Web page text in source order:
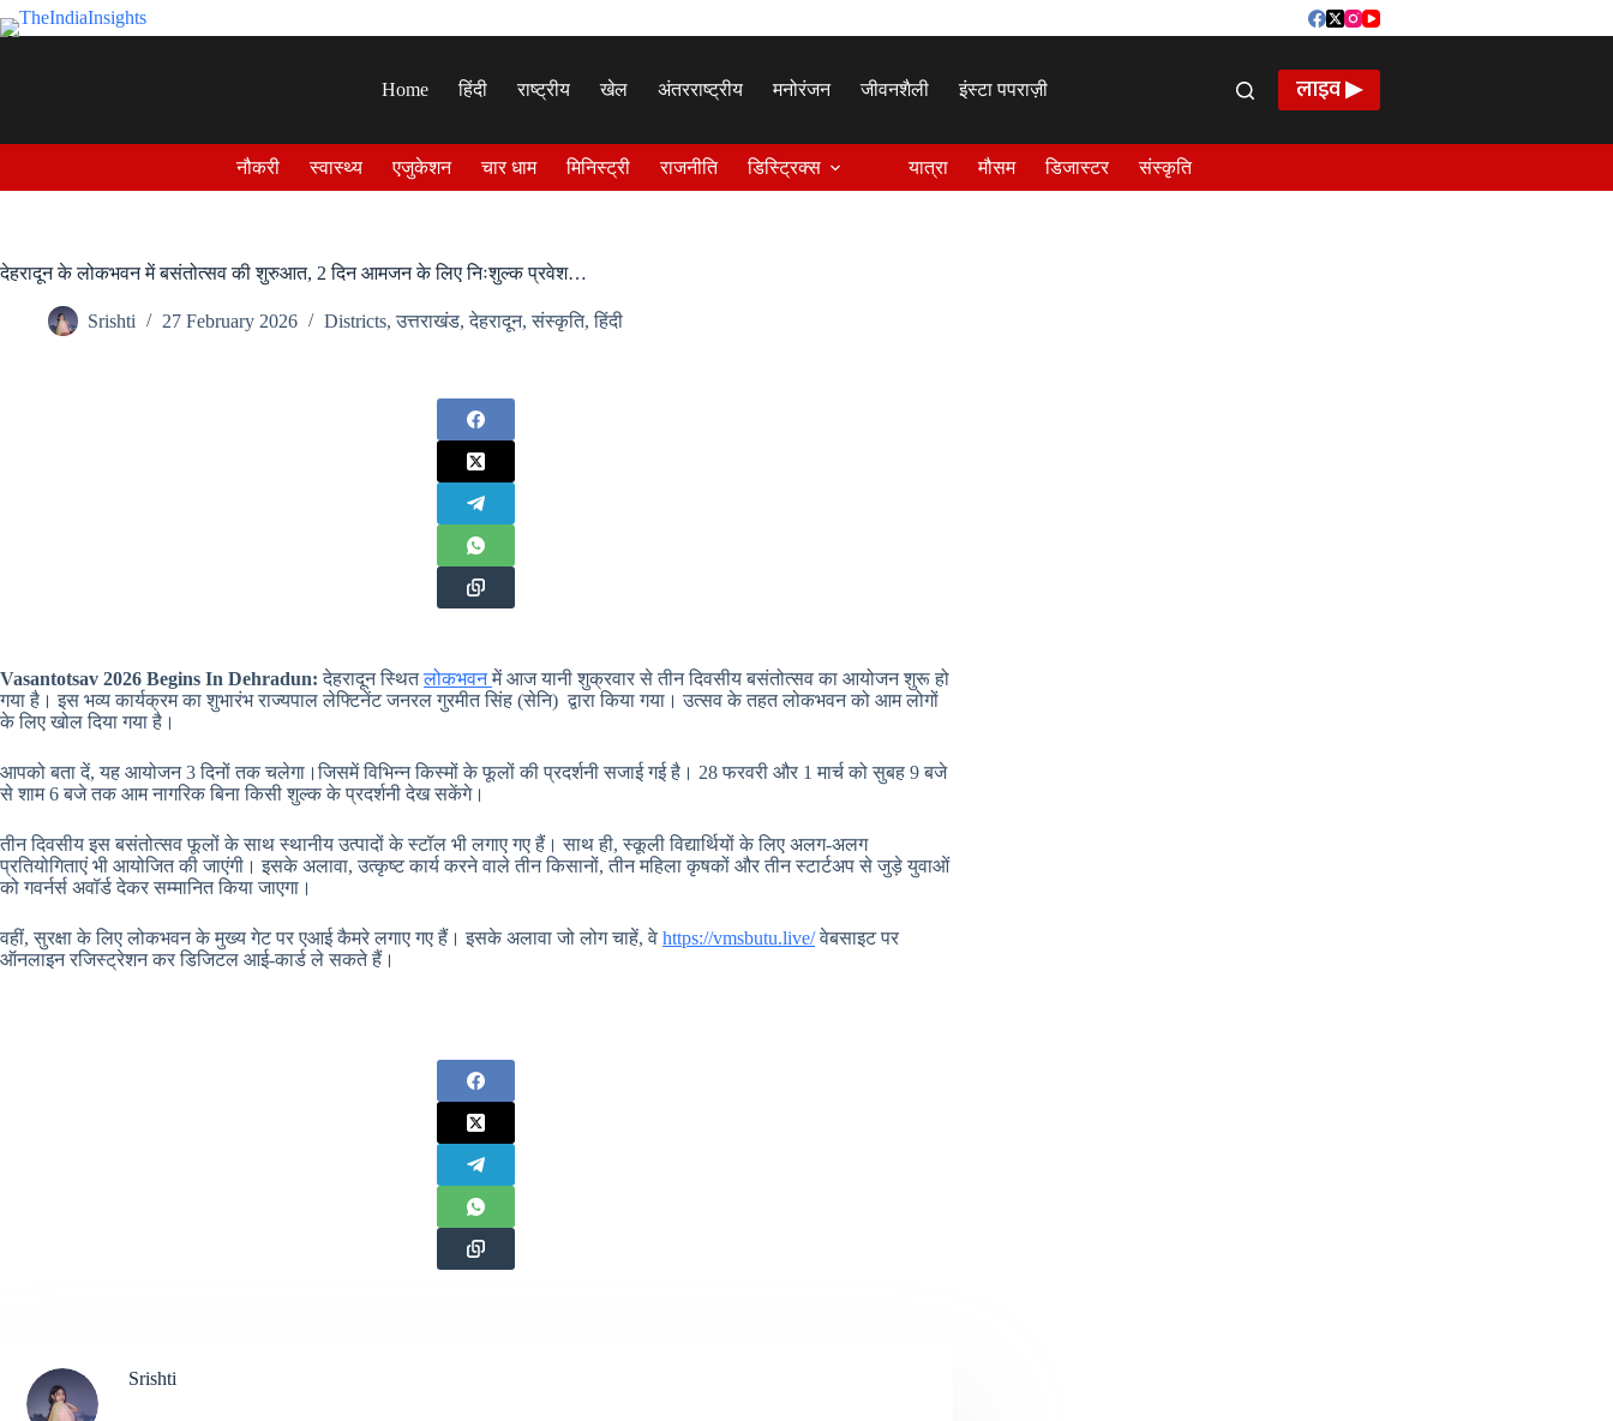
Skip
to
Home
हिंदी राष्ट्रीय खेल अंतरराष्ट्रीय मनोरंजन जीवनशैली इंस्टा पपराज़ी लाइव ▶
नौकरी स्वास्थ्य एजुकेशन चार धाम मिनिस्ट्री राजनीति डिस्ट्रिक्स यात्रा मौसम डिजास्टर संस्कृति
देहरादून के लोकभवन में बसंतोत्सव की शुरुआत, 2 दिन आमजन के लिए निःशुल्क प्रवेश…
Srishti 27 February 2026 Districts,उत्तराखंड,देहरादून,संस्कृति,हिंदी
Vasantotsav 2026 Begins In Dehradun: देहरादून स्थितलोकभवन में आज यानी शुक्रवार से तीन दिवसीय बसंतोत्सव का आयोजन शुरू हो
गया है। इस भव्य कार्यक्रम का शुभारंभ राज्यपाल लेफ्टिनेंट जनरल गुरमीत सिंह (सेनि) द्वारा किया गया। उत्सव के तहत लोकभवन को आम लोगों
के लिए खोल दिया गया है।
आपको बता दें, यह आयोजन 3 दिनों तक चलेगा।जिसमें विभिन्न किस्मों के फूलों की प्रदर्शनी सजाई गई है। 28 फरवरी और 1 मार्च को सुबह 9 बजे
से शाम 6 बजे तक आम नागरिक बिना किसी शुल्क के प्रदर्शनी देख सकेंगे।
तीन दिवसीय इस बसंतोत्सव फूलों के साथ स्थानीय उत्पादों के स्टॉल भी लगाए गए हैं। साथ ही, स्कूली विद्यार्थियों के लिए अलग-अलग
प्रतियोगिताएं भी आयोजित की जाएंगी। इसके अलावा, उत्कृष्ट कार्य करने वाले तीन किसानों, तीन महिला कृषकों और तीन स्टार्टअप से जुड़े युवाओं
को गवर्नर्स अवॉर्ड देकर सम्मानित किया जाएगा।
वहीं, सुरक्षा के लिए लोकभवन के मुख्य गेट पर एआई कैमरे लगाए गए हैं। इसके अलावा जो लोग चाहें, वे https://vmsbutu.live/वेबसाइट पर
ऑनलाइन रजिस्ट्रेशन कर डिजिटल आई-कार्ड ले सकते हैं।
Srishti